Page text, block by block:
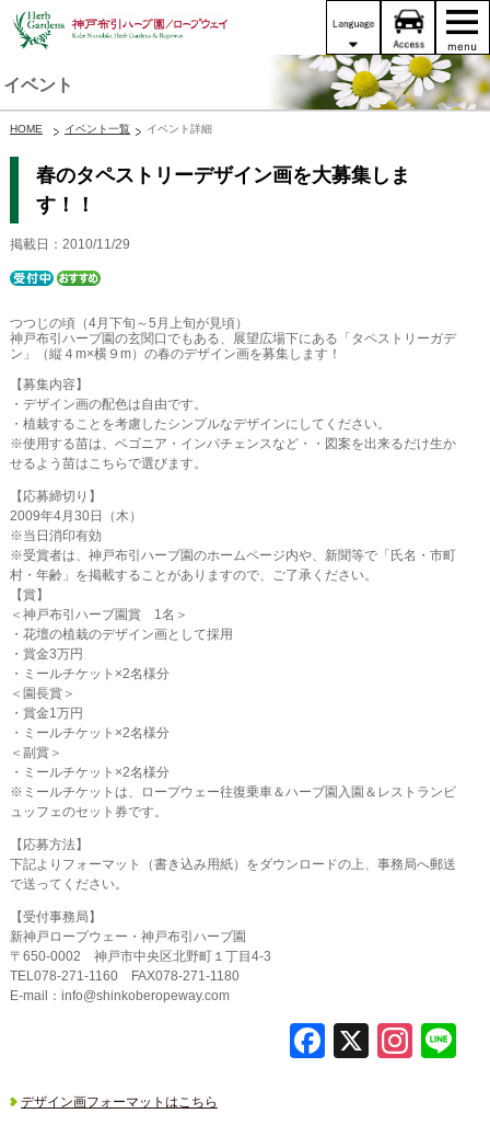
イベント
HOME イベント一覧 イベント詳細
春のタペストリーデザイン画を大募集しま
す！！
掲載日：2010/11/29
つつじの頃（4月下旬～5月上旬が見頃）
神戸布引ハーブ園の玄関口でもある、展望広場下にある「タペストリーガデ
ン」（縦４m×横９m）の春のデザイン画を募集します！
【募集内容】
・デザイン画の配色は自由です。
・植栽することを考慮したシンプルなデザインにしてください。
※使用する苗は、ベゴニア・インパチェンスなど・・図案を出来るだけ生か
せるよう苗はこちらで選びます。
【応募締切り】
2009年4月30日（木）
※当日消印有効
※受賞者は、神戸布引ハーブ園のホームページ内や、新聞等で「氏名・市町
村・年齢」を掲載することがありますので、ご了承ください。
【賞】
＜神戸布引ハーブ園賞 1名＞
・花壇の植栽のデザイン画として採用
・賞金3万円
・ミールチケット×2名様分
＜園長賞＞
・賞金1万円
・ミールチケット×2名様分
＜副賞＞
・ミールチケット×2名様分
※ミールチケットは、ロープウェー往復乗車＆ハーブ園入園＆レストランビ
ュッフェのセット券です。
【応募方法】
下記よりフォーマット（書き込み用紙）をダウンロードの上、事務局へ郵送
で送ってください。
【受付事務局】
新神戸ロープウェー・神戸布引ハーブ園
〒650-0002 神戸市中央区北野町１丁目4-3
TEL078-271-1160 FAX078-271-1180
E-mail： info@shinkoberopeway.com
F X In
デザイン画フォーマットはこちら